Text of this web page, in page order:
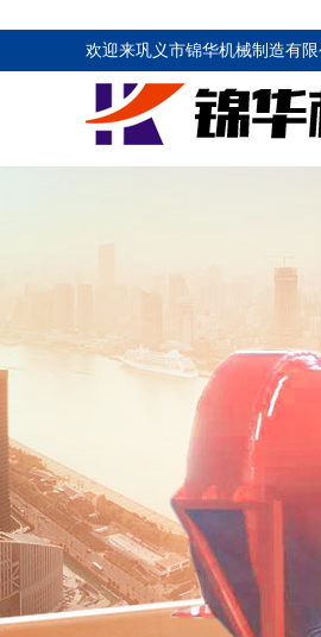
欢迎来巩义市锦华机械制造有